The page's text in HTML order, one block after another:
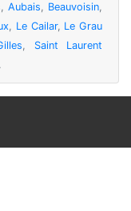
,Aubais, Beauvoisin,
, Le Cailar, Le Grau
, Saint Laurent
.